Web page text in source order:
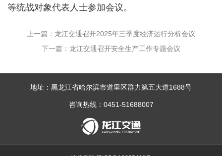
等统战对象代表人士参加会议。
上一篇：龙江交通召开2025年三季度经济运行分析会议
下一篇：龙江交通召开安全生产工作专题会议
地址：黑龙江省哈尔滨市道里区群力第五大道1688号
咨询热线：0451-51688007